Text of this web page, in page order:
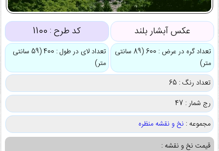
عکس آبشار بلند کد طرح : 1100
تعداد گره در عرض : 600 (89 سانتی
متر)
تعداد لای در طول : 400 (59 سانتی
متر)
تعداد رنگ : 65
رج شمار : 47
مجموعه : نخ و نقشه منظره
قیمت نخ و نقشه :